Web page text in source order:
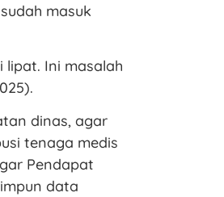
masuk
lipat. Ini masalah
dinas, agar
tenaga medis
Pendapat
data